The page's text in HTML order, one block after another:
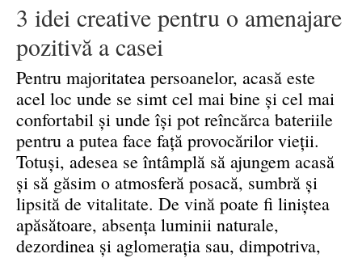
3 idei creative pentru o amenajare
pozitivă a casei
Pentru majoritatea persoanelor, acasă este
acel loc unde se simt cel mai bine și cel mai
confortabil și unde își pot reîncărca bateriile
pentru a putea face față provocărilor vieții.
Totuși, adesea se întâmplă să ajungem acasă
și să găsim o atmosferă posacă, sumbră și
lipsită de vitalitate. De vină poate fi liniștea
apăsătoare, absența luminii naturale,
dezordinea și aglomerația sau, dimpotriva,